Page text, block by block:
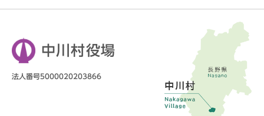
中川村役場
法人番号5000020203866